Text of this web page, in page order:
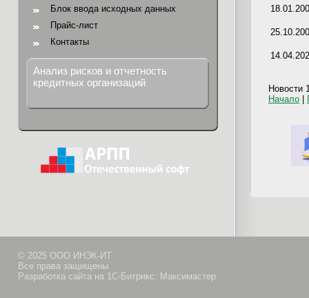
Блок ввода исходных данных
Прайс-лист
Контакты
Анализ рисков и отчетность
кредитных организаций
Новости
Начало
© 2025 ООО ИНЭК-ИТ
Все права защищены
Разработка сайта на 1С-Битрикс: Максимастер